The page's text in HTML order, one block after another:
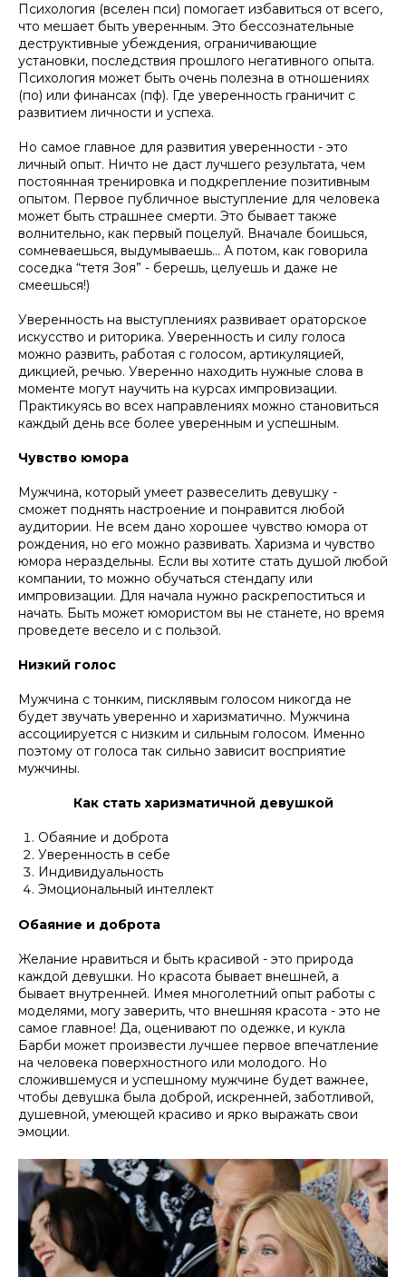
Психология (вселен пси) помогает избавиться от всего,
что мешает быть уверенным. Это бессознательные
деструктивные убеждения, ограничивающие
установки, последствия прошлого негативного опыта.
Психология может быть очень полезна в отношениях
(по) или финансах (пф). Где уверенность граничит с
развитием личности и успеха.
Но самое главное для развития уверенности - это
личный опыт. Ничто не даст лучшего результата, чем
постоянная тренировка и подкрепление позитивным
опытом. Первое публичное выступление для человека
может быть страшнее смерти. Это бывает также
волнительно, как первый поцелуй. Вначале боишься,
сомневаешься, выдумываешь… А потом, как говорила
соседка “тетя Зоя” - берешь, целуешь и даже не
смеешься!)
Уверенность на выступлениях развивает ораторское
искусство и риторика. Уверенность и силу голоса
можно развить, работая с голосом, артикуляцией,
дикцией, речью. Уверенно находить нужные слова в
моменте могут научить на курсах импровизации.
Практикуясь во всех направлениях можно становиться
каждый день все более уверенным и успешным.
Чувство юмора
Мужчина, который умеет развеселить девушку -
сможет поднять настроение и понравится любой
аудитории. Не всем дано хорошее чувство юмора от
рождения, но его можно развивать. Харизма и чувство
юмора нераздельны. Если вы хотите стать душой любой
компании, то можно обучаться стендапу или
импровизации. Для начала нужно раскрепоститься и
начать. Быть может юмористом вы не станете, но время
проведете весело и с пользой.
Низкий голос
Мужчина с тонким, писклявым голосом никогда не
будет звучать уверенно и харизматично. Мужчина
ассоциируется с низким и сильным голосом. Именно
поэтому от голоса так сильно зависит восприятие
мужчины.
Как стать харизматичной девушкой
Обаяние и доброта
Уверенность в себе
Индивидуальность
Эмоциональный интеллект
Обаяние и доброта
Желание нравиться и быть красивой - это природа
каждой девушки. Но красота бывает внешней, а
бывает внутренней. Имея многолетний опыт работы с
моделями, могу заверить, что внешняя красота - это не
самое главное! Да, оценивают по одежке, и кукла
Барби может произвести лучшее первое впечатление
на человека поверхностного или молодого. Но
сложившемуся и успешному мужчине будет важнее,
чтобы девушка была доброй, искренней, заботливой,
душевной, умеющей красиво и ярко выражать свои
эмоции.